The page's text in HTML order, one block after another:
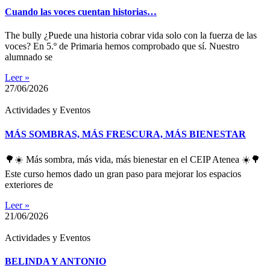
Cuando las voces cuentan historias…
The bully ¿Puede una historia cobrar vida solo con la fuerza de las
voces? En 5.º de Primaria hemos comprobado que sí. Nuestro
alumnado se
Leer »
27/06/2026
Actividades y Eventos
MÁS SOMBRAS, MÁS FRESCURA, MÁS BIENESTAR
🌳☀️ Más sombra, más vida, más bienestar en el CEIP Atenea ☀️🌳
Este curso hemos dado un gran paso para mejorar los espacios
exteriores de
Leer »
21/06/2026
Actividades y Eventos
BELINDA Y ANTONIO